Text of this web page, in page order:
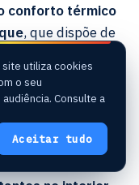
conforto térmico
, que dispõe de
7 fornos e uma
para aumentar a
a criação de
fornos situa-
site utiliza cookies
o seu
Consulte a
Aceitar tudo